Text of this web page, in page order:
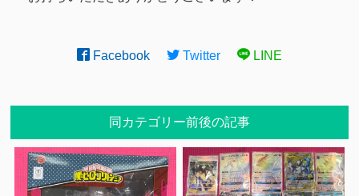
Facebook Twitter LINE
同カテゴリー前後の記事